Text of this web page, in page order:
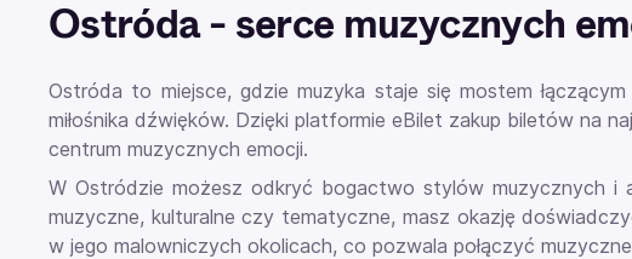
Ostróda - serce muzycznych
Ostróda to miejsce, gdzie muzyka staje się mostem
miłośnika dźwięków. Dzięki platformie eBilet zakup biletów na
centrum muzycznych emocji.
W Ostródzie możesz odkryć bogactwo stylów muzycznych
muzyczne, kulturalne czy tematyczne, masz okazję
w jego malowniczych okolicach, co pozwala połączyć